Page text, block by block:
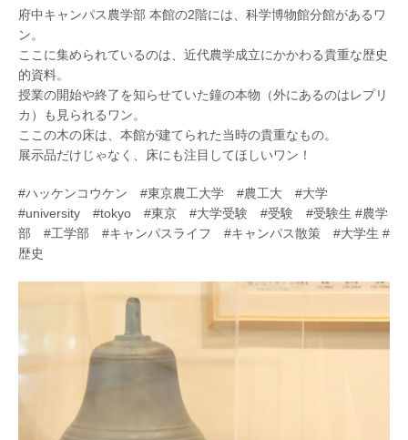
府中キャンパス農学部 本館の2階には、科学博物館分館があるワ
ン。
ここに集められているのは、近代農学成立にかかわる貴重な歴史
的資料。
授業の開始や終了を知らせていた鐘の本物（外にあるのはレプリ
カ）も見られるワン。
ここの木の床は、本館が建てられた当時の貴重なもの。
展示品だけじゃなく、床にも注目してほしいワン！
#ハッケンコウケン #東京農工大学 #農工大 #大学
#university #tokyo #東京 #大学受験 #受験 #受験生 #農学
部 #工学部 #キャンパスライフ #キャンパス散策 #大学生 #
歴史